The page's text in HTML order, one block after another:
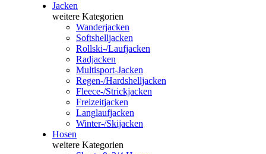
Jacken
weitere Kategorien
Wanderjacken
Softshelljacken
Rollski-/Laufjacken
Radjacken
Multisport-Jacken
Regen-/Hardshelljacken
Fleece-/Strickjacken
Freizeitjacken
Langlaufjacken
Winter-/Skijacken
Hosen
weitere Kategorien